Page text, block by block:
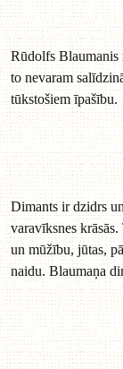
Rūdolfs Blaumanis
to nevaram
tūkstošiem īpašību.
Dimants ir dzidrs
varavīksnes
un mūžību, jūtas,
naidu. Blaumaņa